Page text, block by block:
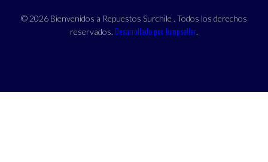
© 2026 Bienvenidos a Repuestos Surchile . Todos los derechos
reservados. Desarrollado por Jumpseller.